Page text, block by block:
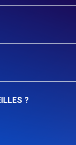
?